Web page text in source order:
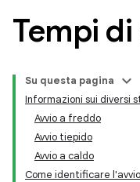
Tempi
Su questa pagina
Informazioni sui diversi
Avvio a freddo
Avvio tiepido
Avvio a caldo
Come identificare